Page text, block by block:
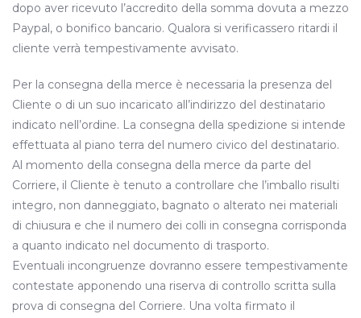
dopo aver ricevuto l’accredito della somma dovuta a mezzo
Paypal, o bonifico bancario. Qualora si verificassero ritardi il
cliente verrà tempestivamente avvisato.
Per la consegna della merce è necessaria la presenza del
Cliente o di un suo incaricato all’indirizzo del destinatario
indicato nell’ordine. La consegna della spedizione si intende
effettuata al piano terra del numero civico del destinatario.
Al momento della consegna della merce da parte del
Corriere, il Cliente è tenuto a controllare che l’imballo risulti
integro, non danneggiato, bagnato o alterato nei materiali
di chiusura e che il numero dei colli in consegna corrisponda
a quanto indicato nel documento di trasporto.
Eventuali incongruenze dovranno essere tempestivamente
contestate apponendo una riserva di controllo scritta sulla
prova di consegna del Corriere. Una volta firmato il